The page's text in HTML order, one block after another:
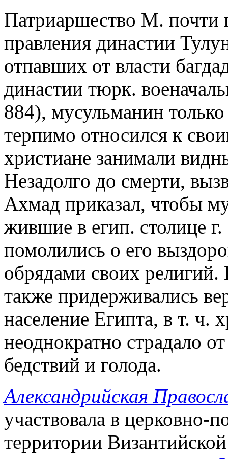
Патриаршество М. почти
правления династии
отпавших от власти
династии тюрк.
884), мусульманин
терпимо относился к
христиане занимали
Незадолго до смерти,
Ахмад приказал, чтобы
жившие в егип. столице
помолились о его
обрядами своих
также придерживались
население Египта, в т. ч.
неоднократно страдало
бедствий и голода.
Александрийская
участвовала в церковно-
территории